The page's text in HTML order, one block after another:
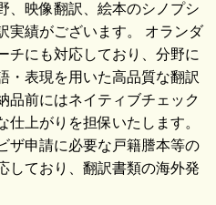
、映像翻訳、絵本のシノプシ
実績がございます。 オランダ
チにも対応しており、分野に
・表現を用いた高品質な翻訳
品前にはネイティブチェック
仕上がりを担保いたします。
ザ申請に必要な戸籍謄本等の
しており、翻訳書類の海外発